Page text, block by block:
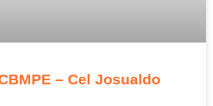
– Cel Josualdo